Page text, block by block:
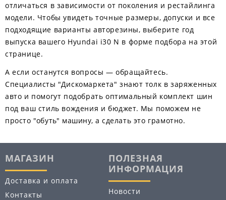
отличаться в зависимости от поколения и рестайлинга
модели. Чтобы увидеть точные размеры, допуски и все
подходящие варианты авторезины, выберите год
выпуска вашего Hyundai i30 N в форме подбора на этой
странице.
А если останутся вопросы — обращайтесь.
Специалисты "Дискомаркета" знают толк в заряженных
авто и помогут подобрать оптимальный комплект шин
под ваш стиль вождения и бюджет. Мы поможем не
просто "обуть" машину, а сделать это грамотно.
МАГАЗИН
Доставка и оплата
Контакты
ПОЛЕЗНАЯ
ИНФОРМАЦИЯ
Новости